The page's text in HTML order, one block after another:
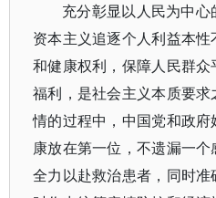
充分彰显以人民为中
资本主义追逐个人利益本
和健康权利，保障人民群
福利，是社会主义本质要
情的过程中，中国党和政
康放在第一位，不遗漏一个
全力以赴救治患者，同时